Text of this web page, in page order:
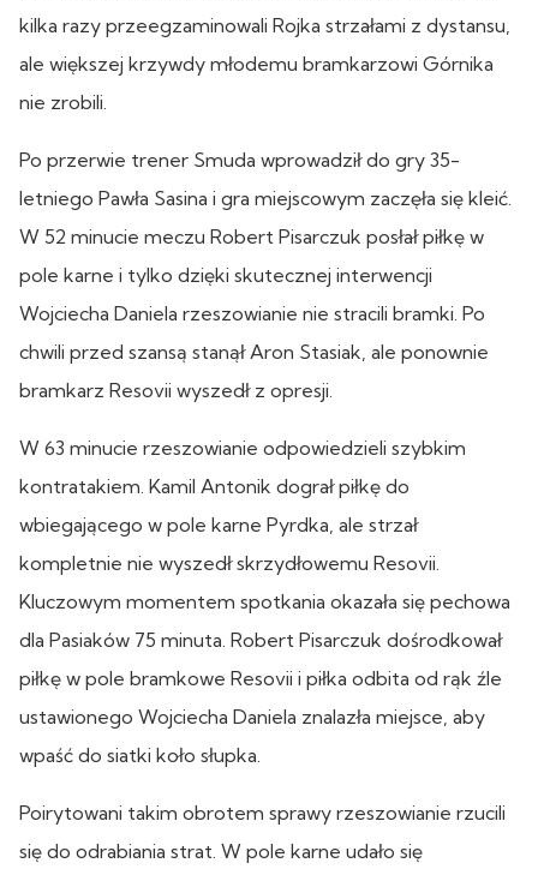
kilka razy przeegzaminowali Rojka strzałami z dystansu,
ale większej krzywdy młodemu bramkarzowi Górnika
nie zrobili.
Po przerwie trener Smuda wprowadził do gry 35-
letniego Pawła Sasina i gra miejscowym zaczęła się kleić.
W 52 minucie meczu Robert Pisarczuk posłał piłkę w
pole karne i tylko dzięki skutecznej interwencji
Wojciecha Daniela rzeszowianie nie stracili bramki. Po
chwili przed szansą stanął Aron Stasiak, ale ponownie
bramkarz Resovii wyszedł z opresji.
W 63 minucie rzeszowianie odpowiedzieli szybkim
kontratakiem. Kamil Antonik dograł piłkę do
wbiegającego w pole karne Pyrdka, ale strzał
kompletnie nie wyszedł skrzydłowemu Resovii.
Kluczowym momentem spotkania okazała się pechowa
dla Pasiaków 75 minuta. Robert Pisarczuk dośrodkował
piłkę w pole bramkowe Resovii i piłka odbita od rąk źle
ustawionego Wojciecha Daniela znalazła miejsce, aby
wpaść do siatki koło słupka.
Poirytowani takim obrotem sprawy rzeszowianie rzucili
się do odrabiania strat. W pole karne udało się